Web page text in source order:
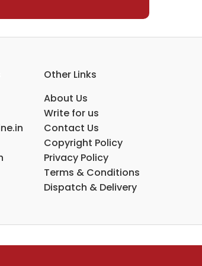
Other Links
About Us
Write for us
Contact Us
Copyright Policy
Privacy Policy
Terms & Conditions
Dispatch & Delivery